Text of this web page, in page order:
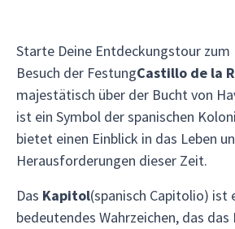
Starte Deine Entdeckungstour
Besuch der FestungCastillo de la
majestätisch über der Bucht von
ist ein Symbol der spanischen
bietet einen Einblick in das Leben
Herausforderungen dieser Zeit.
Das Kapitol(spanisch Capitolio) ist
bedeutendes Wahrzeichen, das das